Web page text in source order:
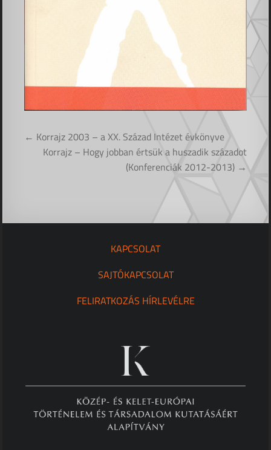
Bejegyzés
navigáció
← Korrajz 2003 – a XX. Század Intézet évkönyve
Korrajz – Hogy jobban értsük a huszadik századot
(Konferenciák 2012-2013) →
KAPCSOLAT
SAJTÓKAPCSOLAT
FELIRATKOZÁS HÍRLEVÉLRE